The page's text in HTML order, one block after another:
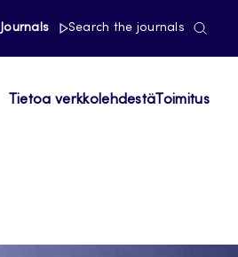
Journals Search the journals
Tietoa verkkolehdestä Toimitus